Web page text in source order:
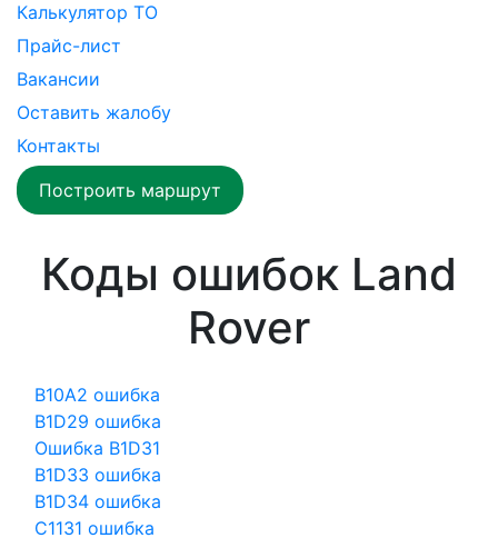
Калькулятор ТО
Прайс-лист
Вакансии
Оставить жалобу
Контакты
Построить маршрут
Коды ошибок Land
Rover
B10A2 ошибка
B1D29 ошибка
Ошибка B1D31
B1D33 ошибка
B1D34 ошибка
C1131 ошибка